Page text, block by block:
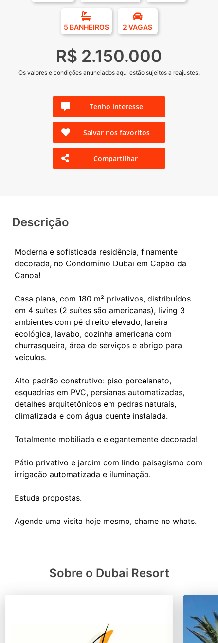
5 BANHEIROS 2 VAGAS
R$ 2.150.000
Os valores e condições anunciados aqui estão sujeitos a reajustes.
Tenho interesse
Salvar nos favoritos
Compartilhar
Descrição
Moderna e sofisticada residência, finamente
decorada, no Condomínio Dubai em Capão da
Canoa!
Casa plana, com 180 m² privativos, distribuídos
em 4 suítes (2 suítes são americanas), living 3
ambientes com pé direito elevado, lareira
ecológica, lavabo, cozinha americana com
churrasqueira, área de serviços e abrigo para
veículos.
Alto padrão construtivo: piso porcelanato,
esquadrias em PVC, persianas automatizadas,
detalhes arquitetônicos em pedras naturais,
climatizada e com água quente instalada.
Totalmente mobiliada e elegantemente decorada!
Pátio privativo e jardim com lindo paisagismo com
irrigação automatizada e iluminação.
Estuda propostas.
Sobre o Dubai Resort